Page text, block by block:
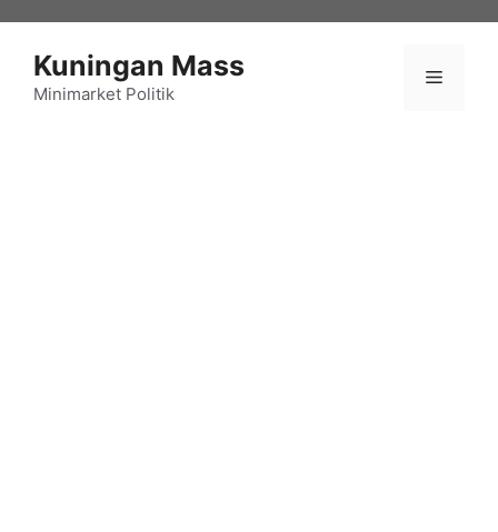
Kuningan Mass
Minimarket Politik
Menu